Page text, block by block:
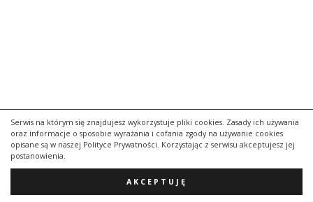
Serwis na którym się znajdujesz wykorzystuje pliki cookies. Zasady ich używania
oraz informacje o sposobie wyrażania i cofania zgody na używanie cookies
opisane są w naszej Polityce Prywatności. Korzystając z serwisu akceptujesz jej
postanowienia.
AKCEPTUJĘ